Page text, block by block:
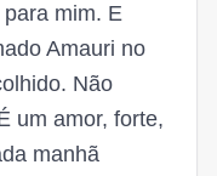
mim. E
Amauri no
Não
um amor, forte,
manhã